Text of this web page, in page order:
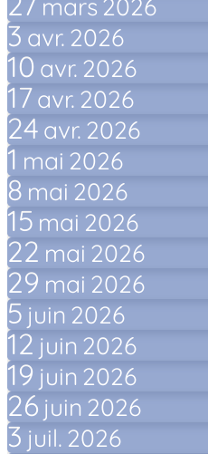
mars2026
3 avr. 2026
10 avr. 2026
17avr. 2026
24 avr. 2026
1 mai 2026
8 mai 2026
15 mai 2026
22 mai 2026
29 mai 2026
5 juin 2026
12 juin 2026
19 juin 2026
26 juin 2026
3 juil. 2026